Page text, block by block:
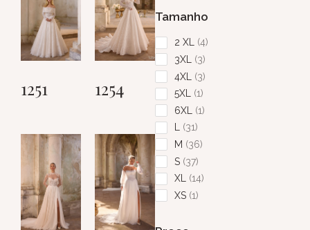
Tamanho
2 XL 4
3XL
3
4XL
3
5XL
1
6XL
1
L 31
M
36
S 37
XL
14
XS 1
1251 1254